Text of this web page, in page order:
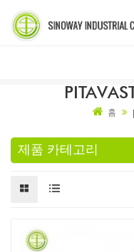
홈
제품 카테고리